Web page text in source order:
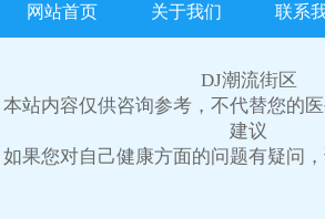
网站首页 关于我们 联系
DJ潮流街区
本站内容仅供咨询参考，不代替您的
建议
如果您对自己健康方面的问题有疑问